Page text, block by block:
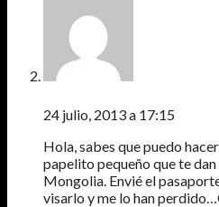
24 julio, 2013 a 17:15
Hola, sabes que puedo
papelito pequeño que te
Mongolia. Envié el
visarlo y me lo han